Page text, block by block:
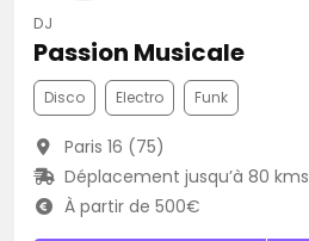
DJ
Passion Musicale
Disco Electro Funk
Paris 16 (75)
Déplacement jusqu’à 80 kms
À partir de 500€